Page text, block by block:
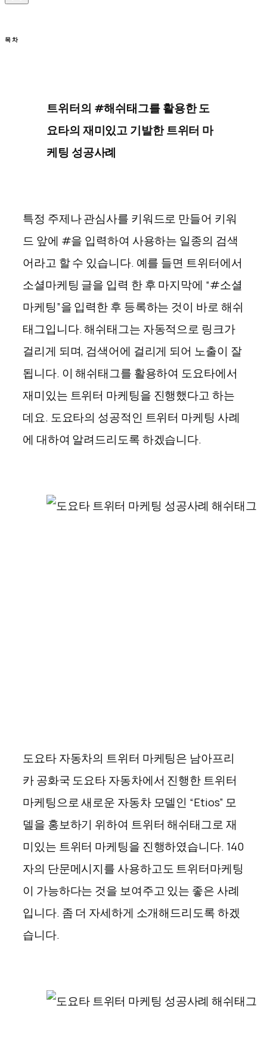
목차
트위터의 #해쉬태그를 활용한 도
요타의 재미있고 기발한 트위터 마
케팅 성공사례
특정 주제나 관심사를 키워드로 만들어 키워
드 앞에 #을 입력하여 사용하는 일종의 검색
어라고 할 수 있습니다. 예를 들면 트위터에서
소셜마케팅 글을 입력 한 후 마지막에 “#소셜
마케팅”을 입력한 후 등록하는 것이 바로 해쉬
태그입니다. 해쉬태그는 자동적으로 링크가
걸리게 되며, 검색어에 걸리게 되어 노출이 잘
됩니다. 이 해쉬태그를 활용하여 도요타에서
재미있는 트위터 마케팅을 진행했다고 하는
데요. 도요타의 성공적인 트위터 마케팅 사례
에 대하여 알려드리도록 하겠습니다.
도요타 자동차의 트위터 마케팅은 남아프리
카 공화국 도요타 자동차에서 진행한 트위터
마케팅으로 새로운 자동차 모델인 “Etios” 모
델을 홍보하기 위하여 트위터 해쉬태그로 재
미있는 트위터 마케팅을 진행하였습니다. 140
자의 단문메시지를 사용하고도 트위터마케팅
이 가능하다는 것을 보여주고 있는 좋은 사례
입니다. 좀 더 자세하게 소개해드리도록 하겠
습니다.